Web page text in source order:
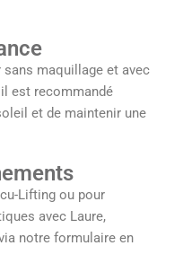
maquillage et avec
est recommandé
et de maintenir une
Lifting ou pour
avec Laure,
notre formulaire en